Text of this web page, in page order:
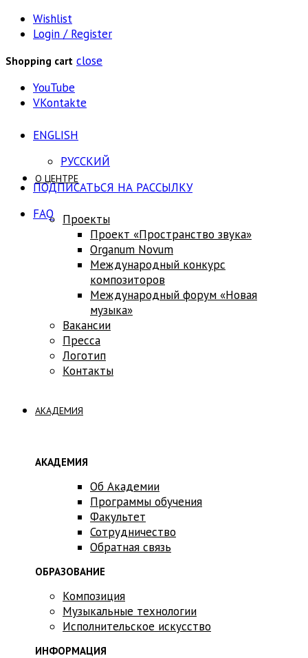
Wishlist
Login / Register
Shopping cart close
YouTube
VKontakte
ENGLISH
РУССКИЙ
ПОДПИСАТЬСЯ НА РАССЫЛКУ
FAQ
О ЦЕНТРЕ
Проекты
Проект «Пространство звука»
Оrganum Novum
Международный конкурс
композиторов
Международный форум «Новая
музыка»
Вакансии
Пресса
Логотип
Контакты
АКАДЕМИЯ
АКАДЕМИЯ
Об Академии
Программы обучения
Факультет
Сотрудничество
Обратная связь
ОБРАЗОВАНИЕ
Композиция
Музыкальные технологии
Исполнительское искусство
ИНФОРМАЦИЯ